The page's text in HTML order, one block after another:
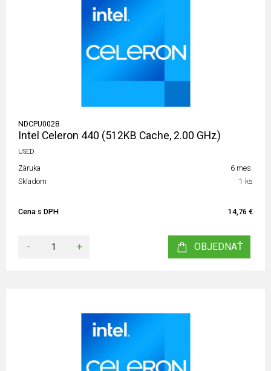
NDCPU0028
Intel Celeron 440 (512KB Cache, 2.00 GHz)
USED
Záruka
6 mes.
Skladom
1 ks
Cena s DPH 14,76 €
- + OBJEDNAŤ